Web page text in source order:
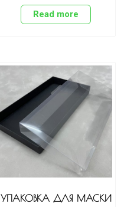
Read more
УПАКОВКА ДЛЯ МАСКИ